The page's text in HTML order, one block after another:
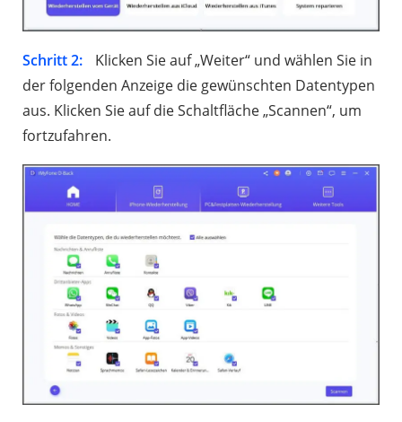
Schritt 2:
Klicken Sie auf „Weiter“ und wählen Sie in
der folgenden Anzeige die gewünschten Datentypen
aus. Klicken Sie auf die Schaltfläche „Scannen“, um
fortzufahren.